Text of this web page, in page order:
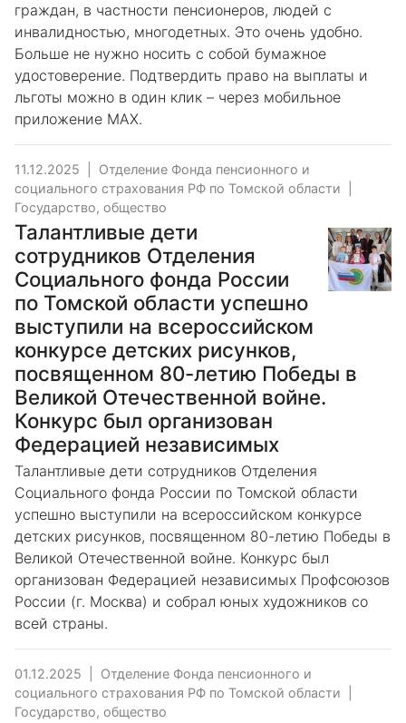
граждан, в частности пенсионеров, людей с
инвалидностью, многодетных. Это очень удобно.
Больше не нужно носить с собой бумажное
удостоверение. Подтвердить право на выплаты и
льготы можно в один клик – через мобильное
приложение MAX.
11.12.2025
Отделение Фонда пенсионного и
социального страхования РФ по Томской области
Государство, общество
Талантливые дети
сотрудников Отделения
Социального фонда России
по Томской области успешно
выступили на всероссийском
конкурсе детских рисунков,
посвященном 80-летию Победы в
Великой Отечественной войне.
Конкурс был организован
Федерацией независимых
Талантливые дети сотрудников Отделения
Социального фонда России по Томской области
успешно выступили на всероссийском конкурсе
детских рисунков, посвященном 80-летию Победы в
Великой Отечественной войне. Конкурс был
организован Федерацией независимых Профсоюзов
России (г. Москва) и собрал юных художников со
всей страны.
01.12.2025
Отделение Фонда пенсионного и
социального страхования РФ по Томской области
Государство, общество